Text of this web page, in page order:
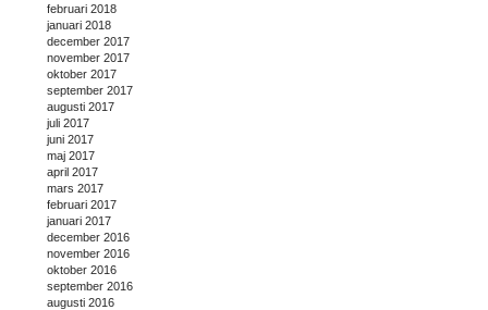
februari 2018
januari 2018
december 2017
november 2017
oktober 2017
september 2017
augusti 2017
juli 2017
juni 2017
maj 2017
april 2017
mars 2017
februari 2017
januari 2017
december 2016
november 2016
oktober 2016
september 2016
augusti 2016